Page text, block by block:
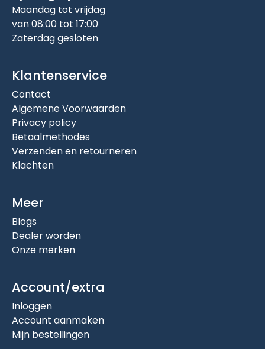
Maandag tot vrijdag
van 08:00 tot 17:00
Zaterdag gesloten
Klantenservice
Contact
Algemene Voorwaarden
Privacy policy
Betaalmethodes
Verzenden en retourneren
Klachten
Meer
Blogs
Dealer worden
Onze merken
Account/extra
Inloggen
Account aanmaken
Mijn bestellingen